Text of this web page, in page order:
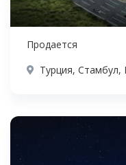
Продается
Турция, Стамбул,